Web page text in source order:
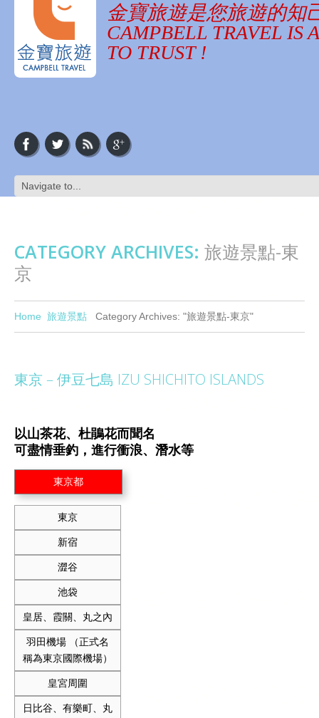
金寶旅遊是您旅遊的知
CAMPBELL TRAVEL IS
TO TRUST !
CATEGORY ARCHIVES: 旅遊景點-東
京
Home 旅遊景點 Category Archives: "旅遊景點-東京"
東京 – 伊豆七島 IZU SHICHITO ISLANDS
以山茶花、杜鵑花而聞名
可盡情垂釣，進行衝浪、潛水等
東京都
東京
新宿
澀谷
池袋
皇居、霞關、丸之內
羽田機場 （正式名
稱為東京國際機場）
皇宮周圍
日比谷、有樂町、丸